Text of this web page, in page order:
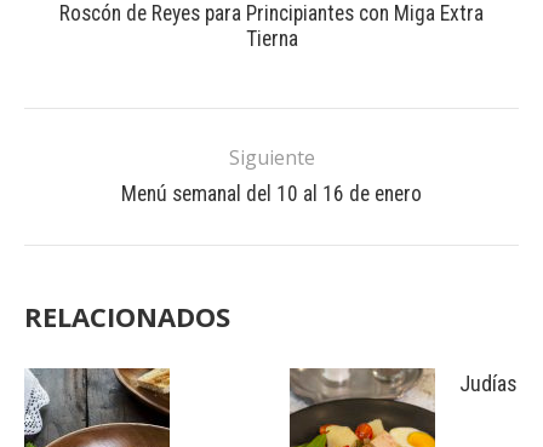
Roscón de Reyes para Principiantes con Miga Extra
Tierna
Siguiente
Menú semanal del 10 al 16 de enero
RELACIONADOS
Judías